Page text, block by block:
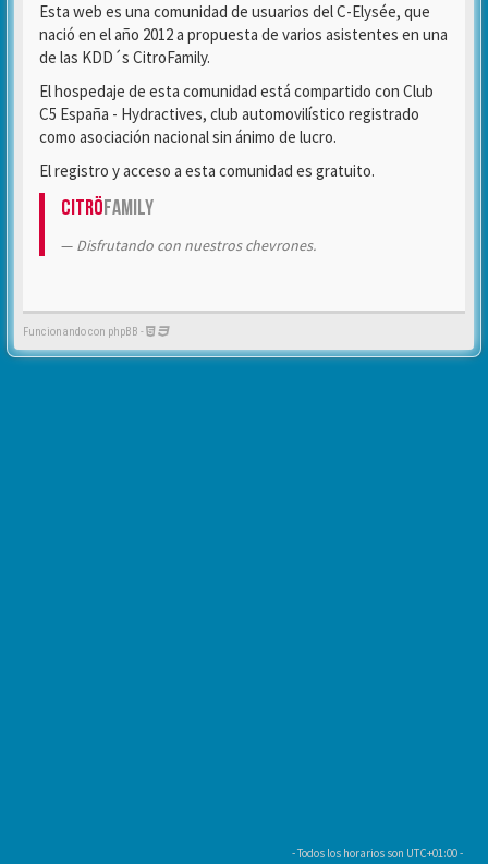
Esta web es una comunidad de usuarios del C-Elysée, que
nació en el año 2012 a propuesta de varios asistentes en una
de las KDD´s CitroFamily.
El hospedaje de esta comunidad está compartido con Club
C5 España - Hydractives, club automovilístico registrado
como asociación nacional sin ánimo de lucro.
El registro y acceso a esta comunidad es gratuito.
CitröFamily
Disfrutando con nuestros chevrones.
Funcionando con phpBB -
- Todos los horarios son UTC+01:00-